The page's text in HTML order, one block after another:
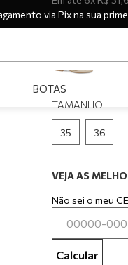
via Pix na sua
BOTAS
TAMANHO
35 36
VEJA AS
Não sei o meu
Calcular